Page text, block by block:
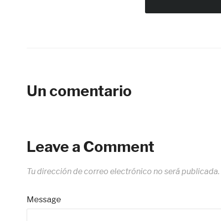
Un comentario
Leave a Comment
Tu dirección de correo electrónico no será publicada.
Message